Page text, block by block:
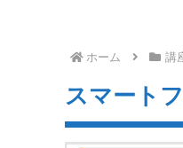
ホーム 講
スマート